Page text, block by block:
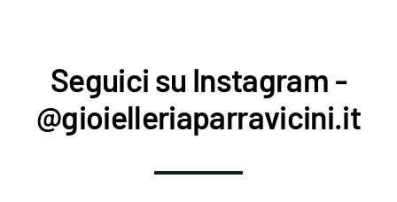
Seguici su Instagram -
@gioielleriaparravicini.it